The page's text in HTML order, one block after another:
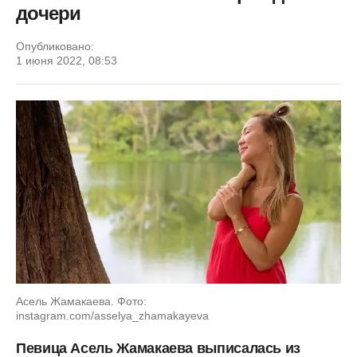
дочери
Опубликовано:
1 июня 2022, 08:53
Асель Жамакаева. Фото:
instagram.com/asselya_zhamakayeva
Певица Асель Жамакаева выписалась из